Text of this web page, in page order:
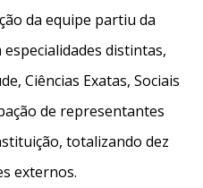
da equipe partiu da
distintas,
Ciências Exatas, Sociais
de representantes
totalizando dez
externos.